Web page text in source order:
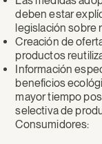
deben estar
legislación sobre
Creación de
productos
Información
beneficios
mayor tiempo
selectiva de
Consumidores: